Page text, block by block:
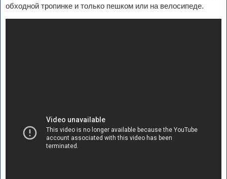
обходной тропинке и только пешком или на велосипеде.